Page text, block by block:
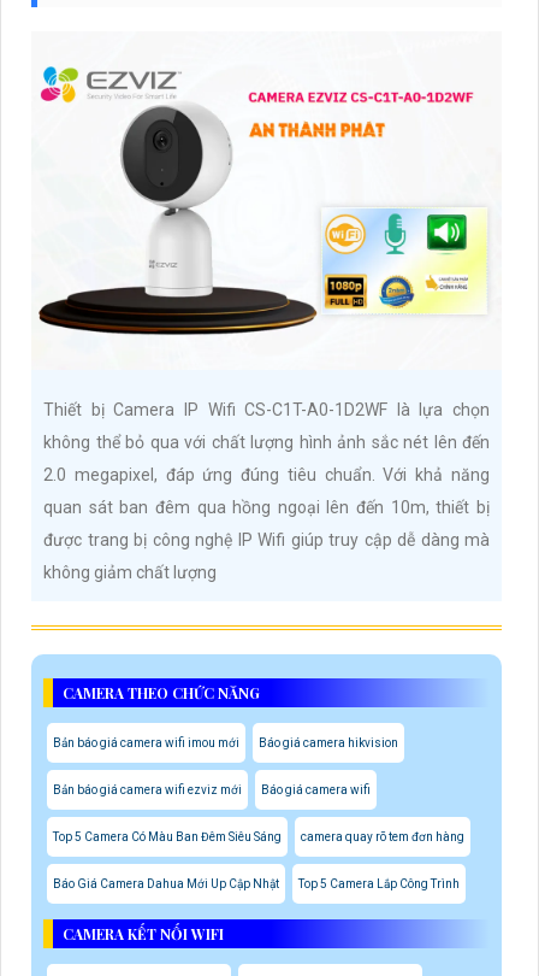
Thiết bị Camera IP Wifi CS-C1T-A0-1D2WF là lựa chọn
không thể bỏ qua với chất lượng hình ảnh sắc nét lên đến
2.0 megapixel, đáp ứng đúng tiêu chuẩn. Với khả năng
quan sát ban đêm qua hồng ngoại lên đến 10m, thiết bị
được trang bị công nghệ IP Wifi giúp truy cập dễ dàng mà
không giảm chất lượng
CAMERA THEO CHỨC NĂNG
Bản báo giá camera wifi imou mới Báo giá camera hikvision
Bản báo giá camera wifi ezviz mới Báo giá camera wifi
Top 5 Camera Có Màu Ban Đêm Siêu Sáng camera quay rõ tem đơn hàng
Báo Giá Camera Dahua Mới Up Cập Nhật Top 5 Camera Lắp Công Trình
CAMERA KẾT NỐI WIFI